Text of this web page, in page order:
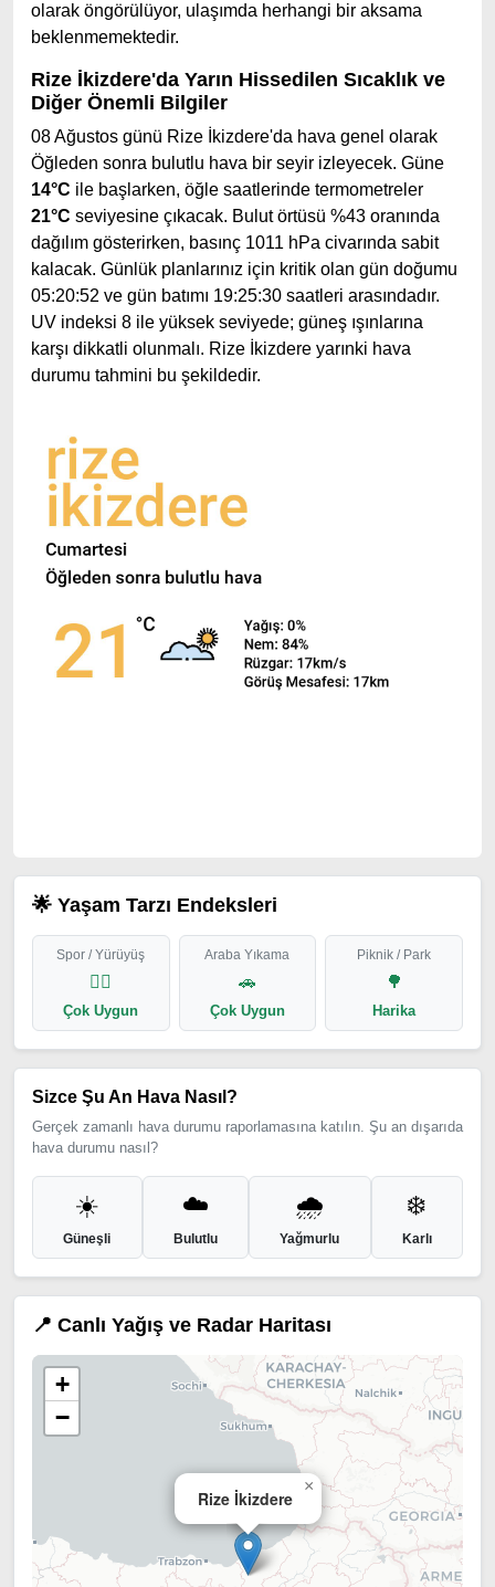
olarak öngörülüyor, ulaşımda herhangi bir aksama
beklenmemektedir.
Rize İkizdere'da Yarın Hissedilen Sıcaklık ve
Diğer Önemli Bilgiler
08 Ağustos günü Rize İkizdere'da hava genel olarak
Öğleden sonra bulutlu hava bir seyir izleyecek. Güne
14°C ile başlarken, öğle saatlerinde termometreler
21°C seviyesine çıkacak. Bulut örtüsü %43 oranında
dağılım gösterirken, basınç 1011 hPa civarında sabit
kalacak. Günlük planlarınız için kritik olan gün doğumu
05:20:52 ve gün batımı 19:25:30 saatleri arasındadır.
UV indeksi 8 ile yüksek seviyede; güneş ışınlarına
karşı dikkatli olunmalı. Rize İkizdere yarınki hava
durumu tahmini bu şekildedir.
🌟 Yaşam Tarzı Endeksleri
Spor / Yürüyüş
🏃‍♂️
Çok Uygun
Araba Yıkama
🚗
Çok Uygun
Piknik / Park
🌳
Harika
Sizce Şu An Hava Nasıl?
Gerçek zamanlı hava durumu raporlamasına katılın. Şu an dışarıda
hava durumu nasıl?
☀️
Güneşli
☁️
Bulutlu
🌧️
Yağmurlu
❄️
Karlı
📍 Canlı Yağış ve Radar Haritası
Rize İkizdere
×
+
−